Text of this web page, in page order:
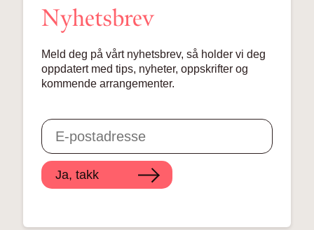
Lille Grensen 7, 0159 Oslo
© 2024 Palmer Group AS
Nyhetsbrev
Meld deg på vårt nyhetsbrev, så holder vi deg
oppdatert med tips, nyheter, oppskrifter og
kommende arrangementer.
Ja, takk